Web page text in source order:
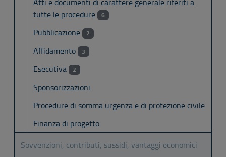
tutte le procedure
6
Pubblicazione 2
Affidamento 3
Esecutiva 2
Sponsorizzazioni
Procedure di somma urgenza e di protezione civile
Finanza di progetto
Sovvenzioni, contributi, sussidi, vantaggi economici